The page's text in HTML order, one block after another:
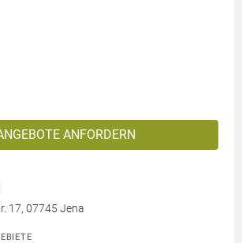
ANFORDERN
17, 07745 Jena